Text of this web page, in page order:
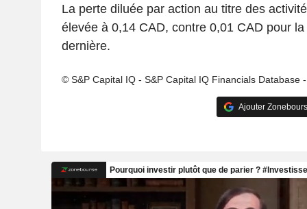
La perte diluée par action au titre des
élevée à 0,14 CAD, contre 0,01 CAD pour
dernière.
© S&P Capital IQ - S&P Capital IQ Financials Database
Ajouter